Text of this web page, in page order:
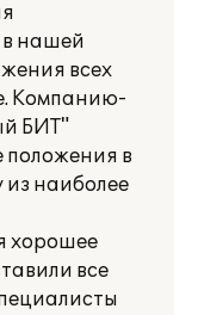
в нашей
всех
Компанию-
БИТ"
положения в
из наиболее
хорошее
все